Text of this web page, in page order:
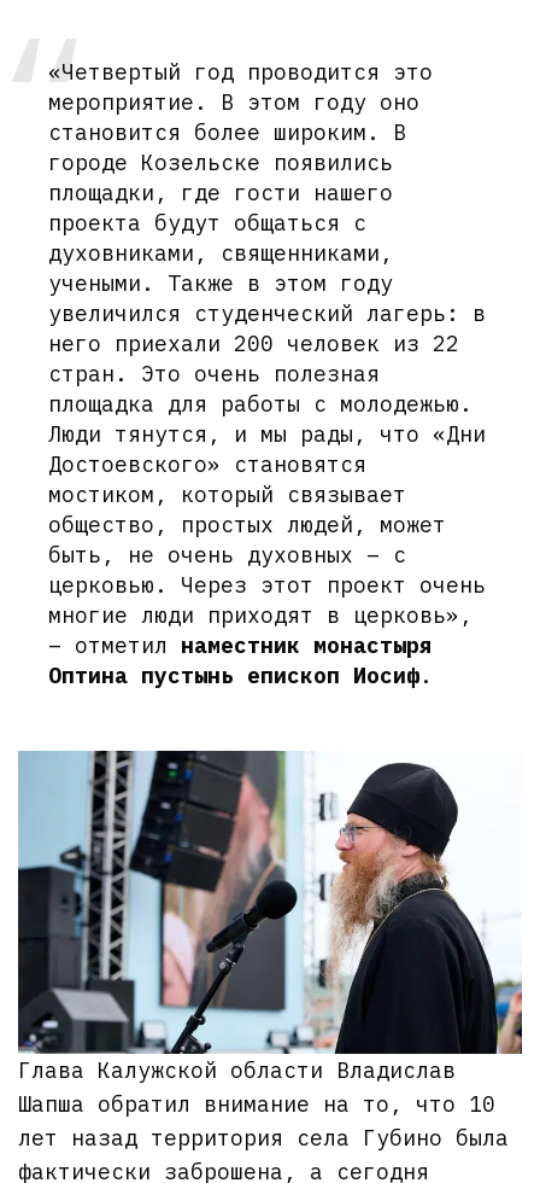
«Четвертый год проводится это
мероприятие. В этом году оно
становится более широким. В
городе Козельске появились
площадки, где гости нашего
проекта будут общаться с
духовниками, священниками,
учеными. Также в этом году
увеличился студенческий лагерь: в
него приехали 200 человек из 22
стран. Это очень полезная
площадка для работы с молодежью.
Люди тянутся, и мы рады, что «Дни
Достоевского» становятся
мостиком, который связывает
общество, простых людей, может
быть, не очень духовных – с
церковью. Через этот проект очень
многие люди приходят в церковь»,
– отметил наместник монастыря
Оптина пустынь епископ Иосиф.
Глава Калужской области Владислав
Шапша обратил внимание на то, что 10
лет назад территория села Губино была
фактически заброшена, а сегодня